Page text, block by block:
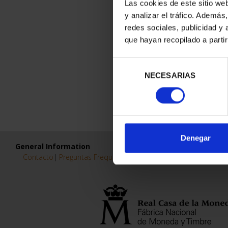
Las cookies de este sitio
y analizar el tráfico.
redes sociales, publicidad y
que hayan recopilado a
consentimiento
NECESARIAS
Denegar
General Information
Contacto | Preguntas Frequentes (FAQs)